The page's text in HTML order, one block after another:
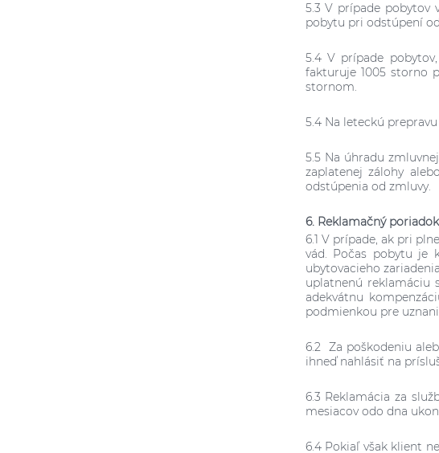
5.3 V prípade pobytov
pobytu pri odstúpení
5.4 V prípade
fakturuje 1005 storno
stornom.
5.4 Na leteckú
5.5 Na úhradu
zaplatenej zálohy
odstúpenia od zmluvy.
6. Reklamačný poriadok
6.1 V prípade, ak pri
vád. Počas pobytu je
ubytovacieho
uplatnenú reklamáciu
adekvátnu
podmienkou pre
6.2 Za poškodeniu
ihneď nahlásiť na
6.3 Reklamácia za
mesiacov odo dna
6.4 Pokiaľ však klient